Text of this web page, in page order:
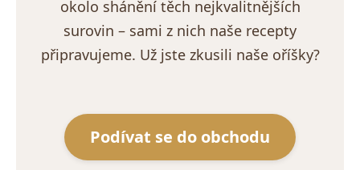
okolo shánění těch nejkvalitnějších
surovin – sami z nich naše recepty
připravujeme. Už jste zkusili naše oříšky?
Podívat se do obchodu